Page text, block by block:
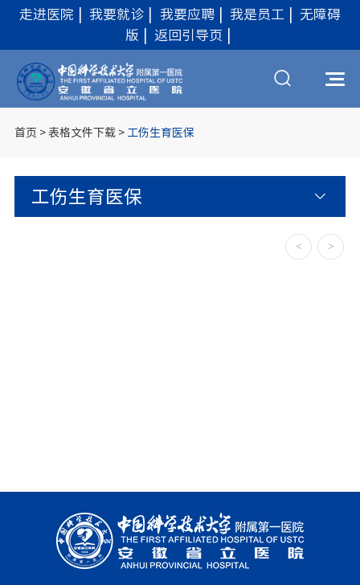
走进医院 我要就诊 我要应聘 我是员工
无障碍
版
返回引导页
首页 > 表格文件下载 > 工伤生育医保
工伤生育医保
< >